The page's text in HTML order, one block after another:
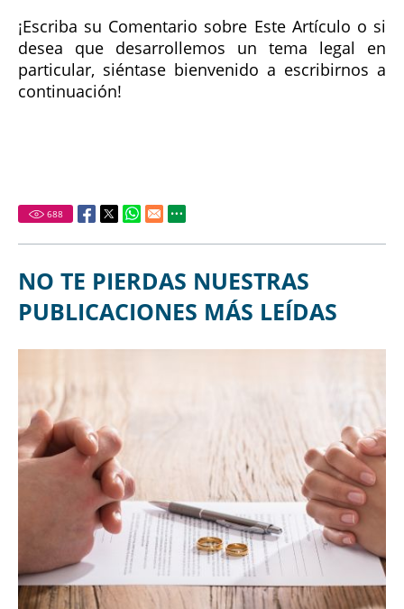
¡Escriba su Comentario sobre Este Artículo o si
desea que desarrollemos un tema legal en
particular, siéntase bienvenido a escribirnos a
continuación!
688
NO TE PIERDAS NUESTRAS
PUBLICACIONES MÁS LEÍDAS